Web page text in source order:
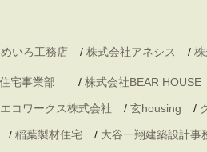
いろ工務店 / 株式会社アネシス /
宅事業部 / 株式会社BEAR HOUSE
エコワークス株式会社 / 玄housing /
/ 稲葉製材住宅 / 大谷一翔建築設計事